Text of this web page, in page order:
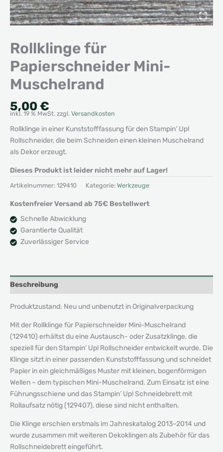
Rollklinge für
Papierschneider Mini-
Muschelrand
5,00 €
inkl. 19 % MwSt. zzgl. Versandkosten
Rollklinge in einer Kunststofffassung für den Stampin’ Up!
Rollschneider, die beim Schneiden einen kleinen Muschelrand
als Dekor erzeugt.
Dieses Produkt ist leider nicht mehr auf Lager!
Artikelnummer: 129410 Kategorie: Werkzeuge
Kostenfreier Versand ab 75€ Bestellwert
Schnelle Abwicklung
Garantierte Qualität
Zuverlässiger Service
Beschreibung
Produktzustand: Neu und unbenutzt in Originalverpackung
Mit der Rollklinge für Papierschneider Mini-Muschelrand
(129410) erhältst du eine Austausch- oder Zusatzklinge, die
speziell für den Stampin’ Up! Rollschneider entwickelt wurde. Die
Klinge sitzt in einer passenden Kunststofffassung und schneidet
Papier in ein gleichmäßiges Muster mit kleinen, bogenförmigen
Wellen – dem typischen Mini-Muschelrand. Zum Einsatz ist eine
Führungsschiene und das Stampin’ Up! Schneidebrett mit
Rollaufsatz nötig (129407), diese sind nicht enthalten.
Die Klinge erschien erstmals im Jahreskatalog 2013–2014 und
wurde zusammen mit weiteren Dekoklingen als Zubehör für das
Rollschneidebrett eingeführt.